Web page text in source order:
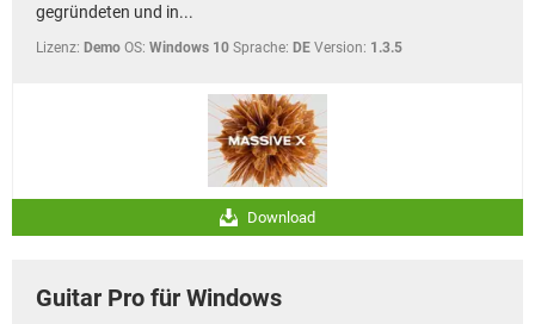
gegründeten und in...
Lizenz: Demo OS: Windows 10 Sprache: DE Version: 1.3.5
Download
Guitar Pro für Windows